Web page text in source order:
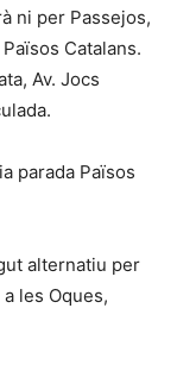
ni per Passejos,
Catalans.
Av. Jocs
parada Països
alternatiu per
a les Oques,